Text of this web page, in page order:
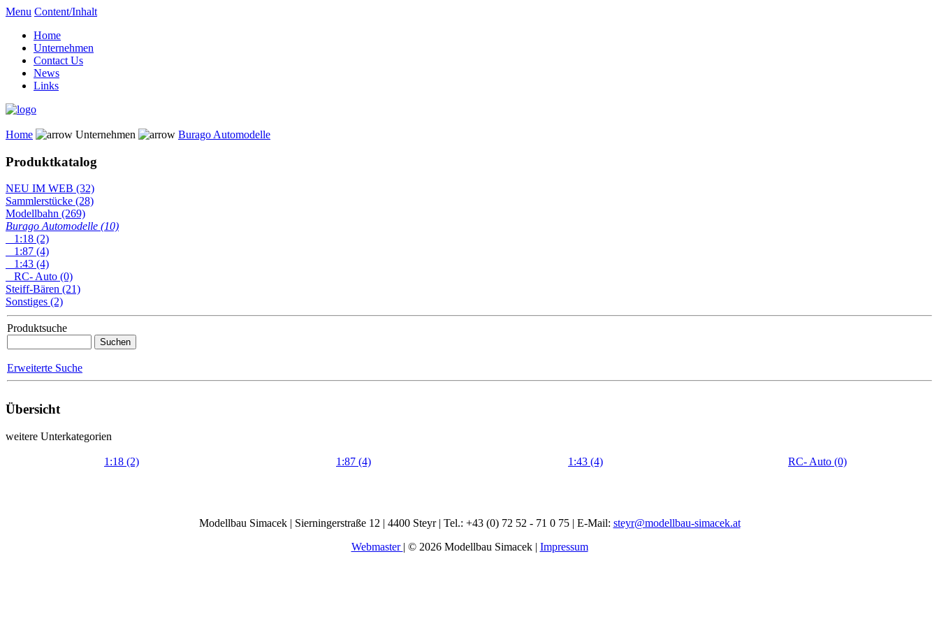
Menu Content/Inhalt
Home
Unternehmen
Contact Us
News
Links
Home Unternehmen Burago Automodelle
Produktkatalog
NEU IM WEB (32)
Sammlerstücke (28)
Modellbahn (269)
Burago Automodelle (10)
1:18 (2)
1:87 (4)
1:43 (4)
RC- Auto (0)
Steiff-Bären (21)
Sonstiges (2)
Produktsuche
Erweiterte Suche
Übersicht
weitere Unterkategorien
1:18 (2) 1:87 (4) 1:43 (4) RC- Auto (0)
Modellbau Simacek | Sierningerstraße 12 | 4400 Steyr | Tel.: +43 (0) 72 52 - 71 0 75 | E-Mail: steyr@modellbau-simacek.at
Webmaster | © 2026 Modellbau Simacek | Impressum